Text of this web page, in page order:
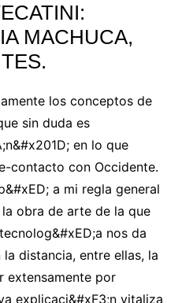
MACHUCA,
los conceptos de
sin duda es
en lo que
contacto con Occidente.
a mi regla general
obra de arte de la que
nos da
distancia, entre ellas, la
extensamente por
explicaci&#xF3;n vitaliza